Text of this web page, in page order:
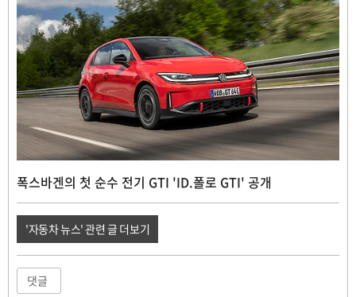
폭스바겐의 첫 순수 전기 GTI 'ID.폴로 GTI' 공개
'자동차 뉴스' 관련 글 더보기
댓글